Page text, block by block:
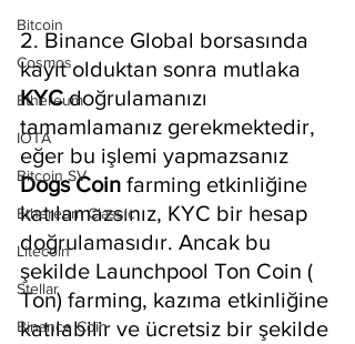
Bitcoin
Cosmos
Ethereum
IOTA
Bitcoin SV
Ethereum Classic
Litecoin
Stellar
Binance Coin
2. Binance Global borsasında
kayıt olduktan sonra mutlaka
KYC doğrulamanızı
tamamlamanız gerekmektedir,
eğer bu işlemi yapmazsanız
Dogs Coin farming etkinliğine
katılamazsınız, KYC bir hesap
doğrulamasıdır. Ancak bu
şekilde Launchpool Ton Coin (
Ton) farming, kazıma etkinliğine
katılabilir ve ücretsiz bir şekilde